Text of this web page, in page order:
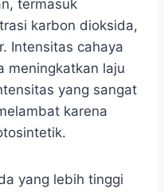
termasuk
karbon dioksida,
Intensitas cahaya
meningkatkan laju
yang sangat
karena
yang lebih tinggi